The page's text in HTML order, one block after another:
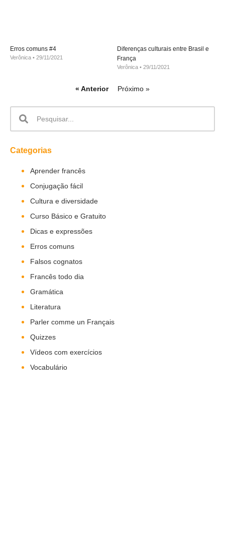
Erros comuns #4
Verônica 29/11/2021
Diferenças culturais entre Brasil e
França
Verônica 29/11/2021
« Anterior Próximo »
Categorias
Aprender francês
Conjugação fácil
Cultura e diversidade
Curso Básico e Gratuito
Dicas e expressões
Erros comuns
Falsos cognatos
Francês todo dia
Gramática
Literatura
Parler comme un Français
Quizzes
Vídeos com exercícios
Vocabulário